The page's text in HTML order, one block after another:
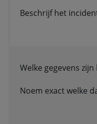
Beschrijf het
Welke gegevens
Noem exact welke